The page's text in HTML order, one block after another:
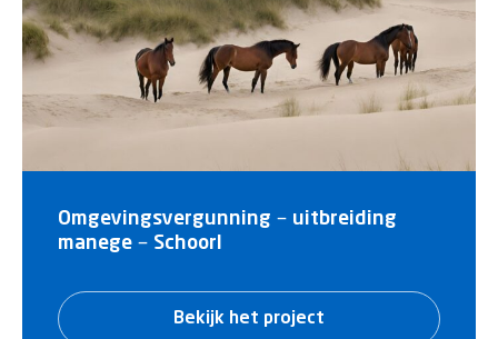
Omgevingsvergunning – uitbreiding
manege – Schoorl
Bekijk het project